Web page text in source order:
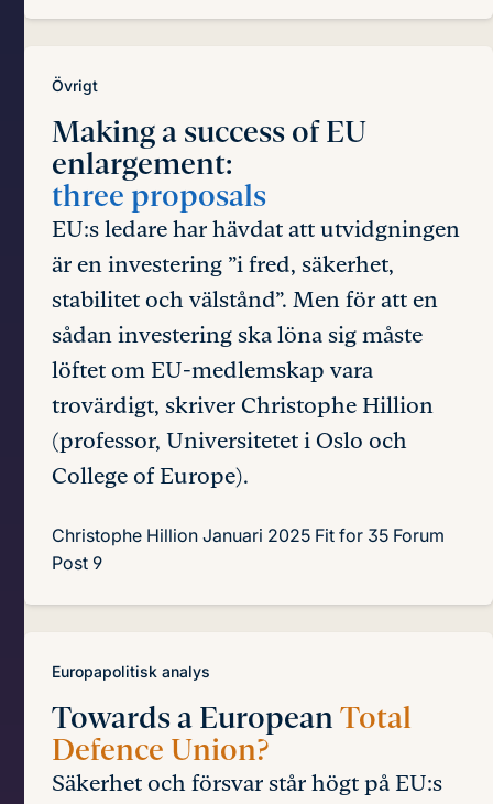
Övrigt
Making a success of EU
enlargement:
three proposals
EU:s ledare har hävdat att utvidgningen
är en investering ”i fred, säkerhet,
stabilitet och välstånd”. Men för att en
sådan investering ska löna sig måste
löftet om EU-medlemskap vara
trovärdigt, skriver Christophe Hillion
(professor, Universitetet i Oslo och
College of Europe).
Christophe Hillion Januari 2025 Fit for 35 Forum
Post 9
Europapolitisk analys
Towards a EuropeanTotal
Defence Union?
Säkerhet och försvar står högt på EU:s